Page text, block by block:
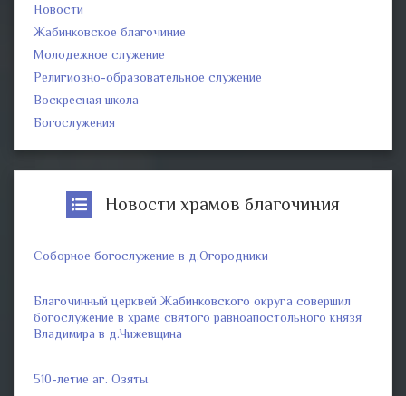
Новости
Жабинковское благочиние
Молодежное служение
Религиозно-образовательное служение
Воскресная школа
Богослужения
Новости храмов благочиния
Соборное богослужение в д.Огородники
Благочинный церквей Жабинковского округа совершил
богослужение в храме святого равноапостольного князя
Владимира в д.Чижевщина
510-летие аг. Озяты